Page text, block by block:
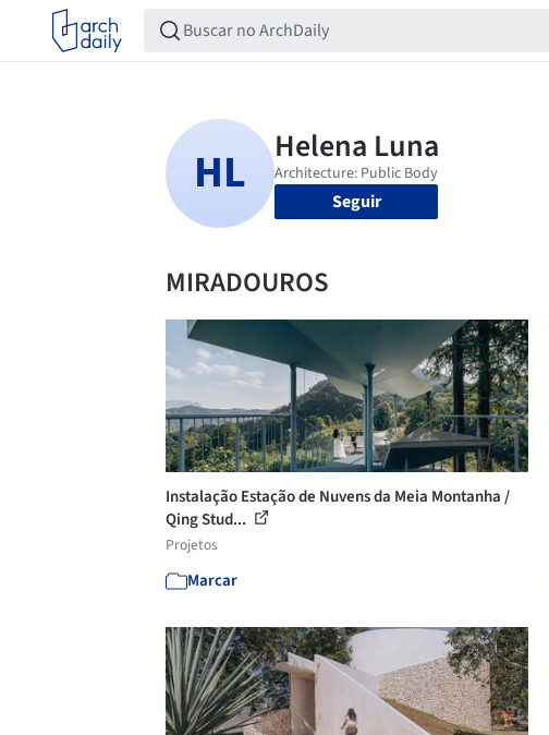
Seguir
MIRADOUROS
Instalação Estação de Nuvens da Meia Montanha /
Qing Stud...
Projetos
Marcar